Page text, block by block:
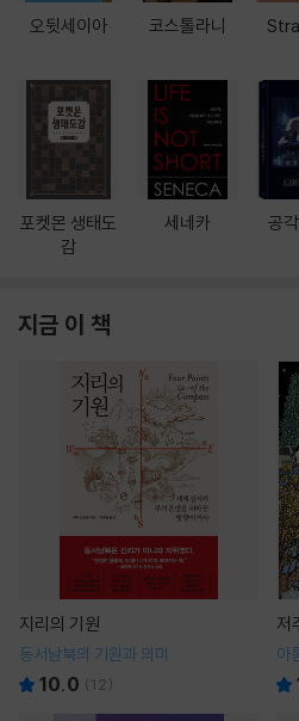
오뒷세이아
포켓몬 생태도
감
코스톨라니
세네카 공
지금 이 책
지리의 기원
동서남북의 기원과 의미
10.0 (12)
저
아